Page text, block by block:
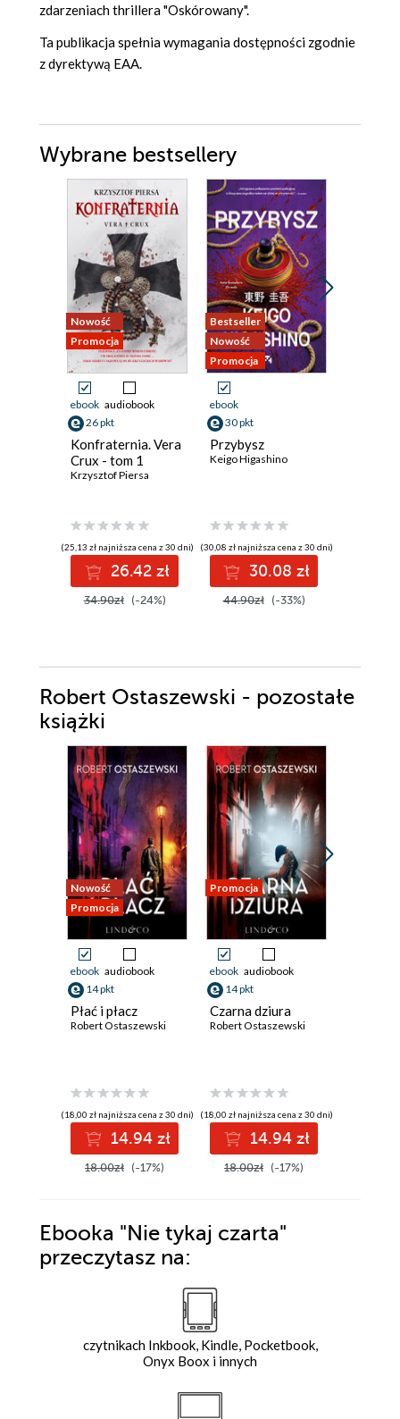
zdarzeniach thrillera "Oskórowany".
Ta publikacja spełnia wymagania dostępności zgodnie
z dyrektywą EAA.
Wybrane bestsellery
Nowość
Promocja
ebook audiobook
26 pkt
Konfraternia. Vera
Crux - tom 1
Krzysztof Piersa
(25,13 zł najniższa cena z 30 dni)
26.42 zł
34.90zł (-24%)
Bestseller
Nowość
Promocja
ebook
30 pkt
Przybysz
Keigo Higashino
(30,08 zł najniższa cena z 30 dni)
30.08 zł
44.90zł (-33%)
Robert Ostaszewski - pozostałe
książki
Nowość
Promocja
ebook audiobook
14 pkt
Płać i płacz
Robert Ostaszewski
(18,00 zł najniższa cena z 30 dni)
14.94 zł
18.00zł (-17%)
Promocja
ebook audiobook
14 pkt
Czarna dziura
Robert Ostaszewski
(18,00 zł najniższa cena z 30 dni)
14.94 zł
18.00zł (-17%)
Ebooka "Nie tykaj czarta"
przeczytasz na:
czytnikach Inkbook, Kindle, Pocketbook,
Onyx Boox i innych